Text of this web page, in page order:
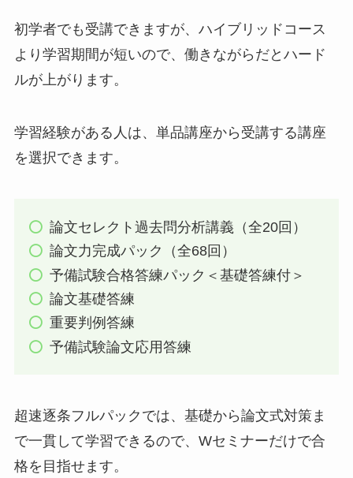
初学者でも受講できますが、ハイブリッドコース
より学習期間が短いので、働きながらだとハード
ルが上がります。
学習経験がある人は、単品講座から受講する講座
を選択できます。
論文セレクト過去問分析講義（全20回）
論文力完成パック（全68回）
予備試験合格答練パック＜基礎答練付＞
論文基礎答練
重要判例答練
予備試験論文応用答練
超速逐条フルパックでは、基礎から論文式対策ま
で一貫して学習できるので、Wセミナーだけで合
格を目指せます。